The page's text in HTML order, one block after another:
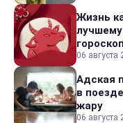
Жизнь
06 августа
Адская
в
жару
06 августа